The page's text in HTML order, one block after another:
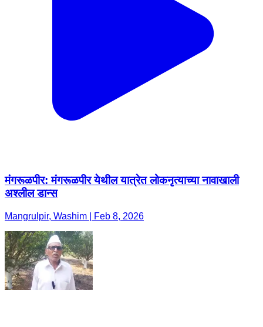
मंगरूळपीर: मंगरूळपीर येथील यात्रेत लोकनृत्याच्या नावाखाली
अश्लील डान्स
Mangrulpir, Washim | Feb 8, 2026